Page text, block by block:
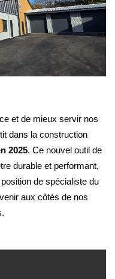
et de mieux servir nos
dans la construction
2025. Ce nouvel outil de
durable et performant,
de spécialiste du
aux côtés de nos